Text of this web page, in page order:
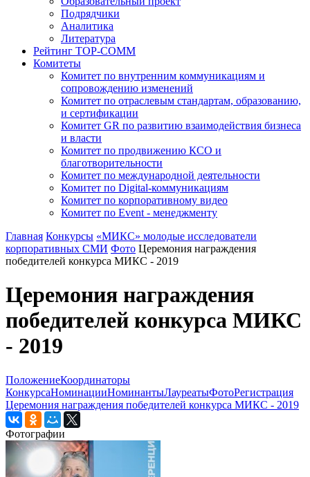
Подрядчики
Аналитика
Литература
Рейтинг TOP-COMM
Комитеты
Комитет по внутренним коммуникациям и
сопровождению изменений
Комитет по отраслевым стандартам, образованию,
и сертификации
Комитет GR по развитию взаимодействия бизнеса
и власти
Комитет по продвижению КСО и
благотворительности
Комитет по международной деятельности
Комитет по Digital-коммуникациям
Комитет по корпоративному видео
Комитет по Event - менеджменту
Главная Конкурсы «МИКС» молодые исследователи
корпоративных СМИ Фото Церемония награждения
победителей конкурса МИКС - 2019
Церемония награждения
победителей конкурса МИКС
- 2019
ПоложениеКоординаторы
КонкурсаНоминацииНоминантыЛауреатыФотоРегистрация
Церемония награждения победителей конкурса МИКС - 2019
Фотографии